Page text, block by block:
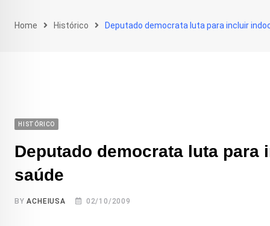
Home Histórico Deputado democrata luta para incluir
HISTÓRICO
Deputado democrata luta
saúde
BYACHEIUSA 02/10/2009